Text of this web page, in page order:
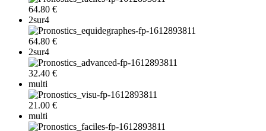
64.80 €
2sur4
64.80 €
2sur4
32.40 €
multi
21.00 €
multi